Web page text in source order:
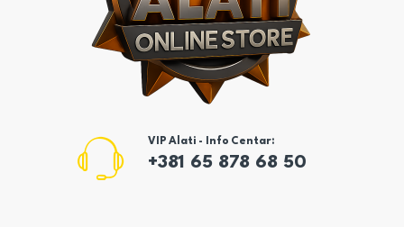
VIP Alati - Info Centar:
+381 65 878 68 50